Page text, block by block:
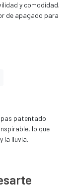
y comodidad.
de apagado para
patentado
lo que
la lluvia.